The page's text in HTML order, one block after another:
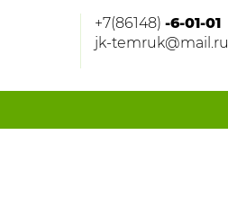
+7(86148) -6-01-01
jk-temruk@mail.ru